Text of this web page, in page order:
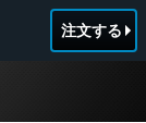
注文する